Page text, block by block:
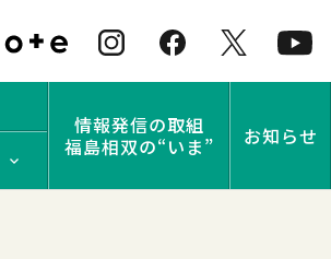
情報発信の取組
福島相双の“いま”
お知らせ